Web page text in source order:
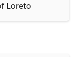
Loreto